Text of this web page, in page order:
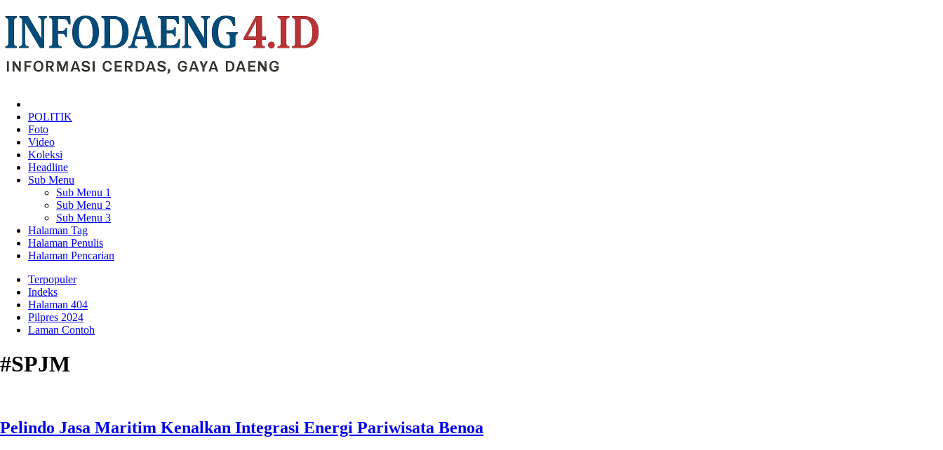
POLITIK
Foto
Video
Koleksi
Headline
Sub Menu
Sub Menu 1
Sub Menu 2
Sub Menu 3
Halaman Tag
Halaman Penulis
Halaman Pencarian
Terpopuler
Indeks
Halaman 404
Pilpres 2024
Laman Contoh
#SPJM
Pelindo Jasa Maritim Kenalkan Integrasi Energi Pariwisata Benoa